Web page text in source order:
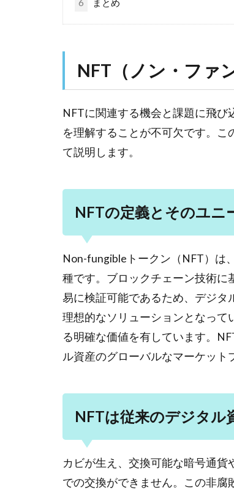
6 まとめ
NFT（ノン・ファ
NFTに関連する機会と課題に飛
を理解することが不可欠です。
て説明します。
NFTの定義とそのユニ
Non-fungibleトークン（NFT）は
種です。ブロックチェーン技術に
易に検証可能であるため、デジタ
理想的なソリューションとなっ
る明確な価値を有しています。
ル資産のグローバルなマーケット
NFTは従来のデジタル
カビが生え、交換可能な暗号通
での交換ができません。この非